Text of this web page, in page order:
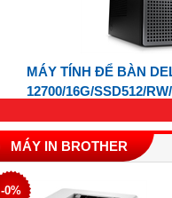
MÁY TÍNH ĐỂ BÀN
12700/16G/SSD512/
MÁY IN BROTHER
-0%